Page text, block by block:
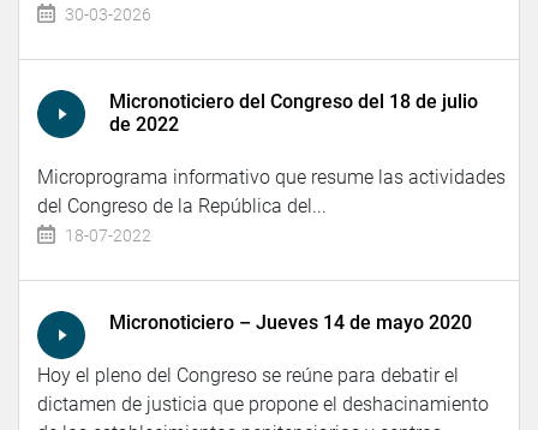
30-03-2026
Micronoticiero del Congreso del 18 de julio
de 2022
Microprograma informativo que resume las actividades
del Congreso de la República del...
18-07-2022
Micronoticiero – Jueves 14 de mayo 2020
Hoy el pleno del Congreso se reúne para debatir el
dictamen de justicia que propone el deshacinamiento